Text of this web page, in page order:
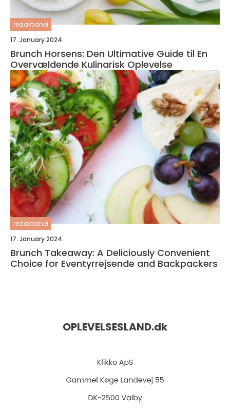
redaktionel
17. January 2024
Brunch Horsens: Den Ultimative Guide til En
Overvældende Kulinarisk Oplevelse
redaktionel
17. January 2024
Brunch Takeaway: A Deliciously Convenient
Choice for Eventyrrejsende and Backpackers
OPLEVELSESLAND.dk